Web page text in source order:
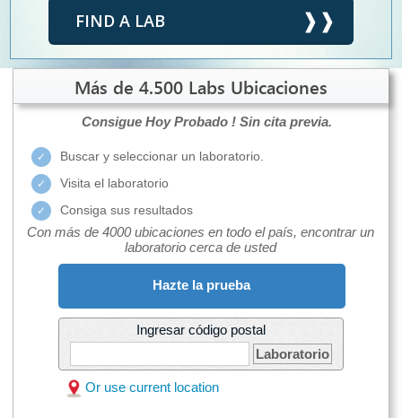
FIND A LAB
Más de 4.500 Labs Ubicaciones
Consigue Hoy Probado ! Sin cita previa.
Buscar y seleccionar un laboratorio.
Visita el laboratorio
Consiga sus resultados
Con más de 4000 ubicaciones en todo el país, encontrar un
laboratorio cerca de usted
Hazte la prueba
Ingresar código postal
Laboratorio
Or use current location